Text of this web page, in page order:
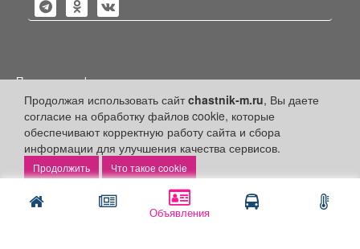
Объявления
Продолжая использовать сайтchastnik-m.ru, Вы даете
согласие на обработку файлов cookie, которые
обеспечивают корректную работу сайта и сбора
информации для улучшения качества сервисов.
Что такое cookie
Политика конфиденциальности
Публикации с пометкой «Реклама», «На правах рекламы»,
«Партнёрский проект» оплачены рекламодателем.
Редакция сайта не несет ответственности за достоверность
информации, содержащейся в рекламных материалах и
объявлениях.
ООО "Частник-М"